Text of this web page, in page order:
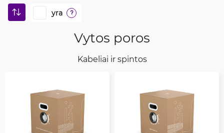
yra ?
Vytos poros
Kabeliai ir spintos